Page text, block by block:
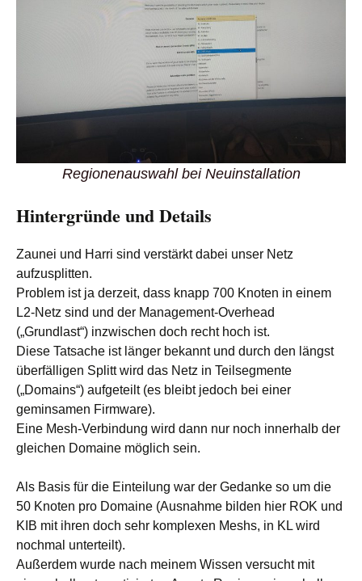
Regionenauswahl bei Neuinstallation
Hintergründe und Details
Zaunei und Harri sind verstärkt dabei unser Netz
aufzusplitten.
Problem ist ja derzeit, dass knapp 700 Knoten in einem
L2-Netz sind und der Management-Overhead
(„Grundlast“) inzwischen doch recht hoch ist.
Diese Tatsache ist länger bekannt und durch den längst
überfälligen Splitt wird das Netz in Teilsegmente
(„Domains“) aufgeteilt (es bleibt jedoch bei einer
geminsamen Firmware).
Eine Mesh-Verbindung wird dann nur noch innerhalb der
gleichen Domaine möglich sein.
Als Basis für die Einteilung war der Gedanke so um die
50 Knoten pro Domaine (Ausnahme bilden hier ROK und
KIB mit ihren doch sehr komplexen Meshs, in KL wird
nochmal unterteilt).
Außerdem wurde nach meinem Wissen versucht mit